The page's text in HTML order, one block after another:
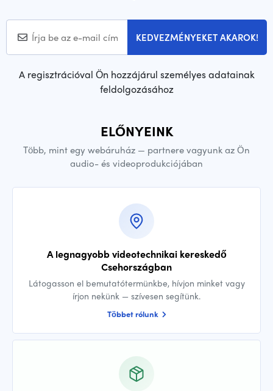
KEDVEZMÉNYEKET AKAROK!
A regisztrációval Ön hozzájárul személyes adatainak
feldolgozásához
ELŐNYEINK
Több, mint egy webáruház — partnere vagyunk az Ön
audio- és videoprodukciójában
A legnagyobb videotechnikai kereskedő
Csehországban
Látogasson el bemutatótermünkbe, hívjon minket vagy
írjon nekünk — szívesen segítünk.
Többet rólunk